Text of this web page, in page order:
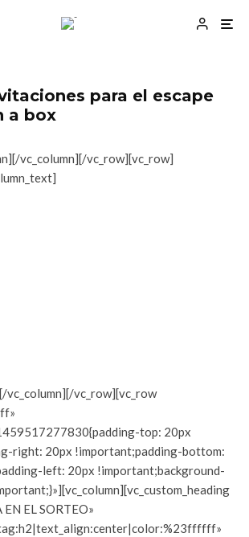
para el escape
a box
vc_column][/vc_row][vc_row]
vc_column][/vc_row][vc_row
top: 20px
right: 20px !important;padding-bottom:
left: 20px !important;background-
EL SORTEO»